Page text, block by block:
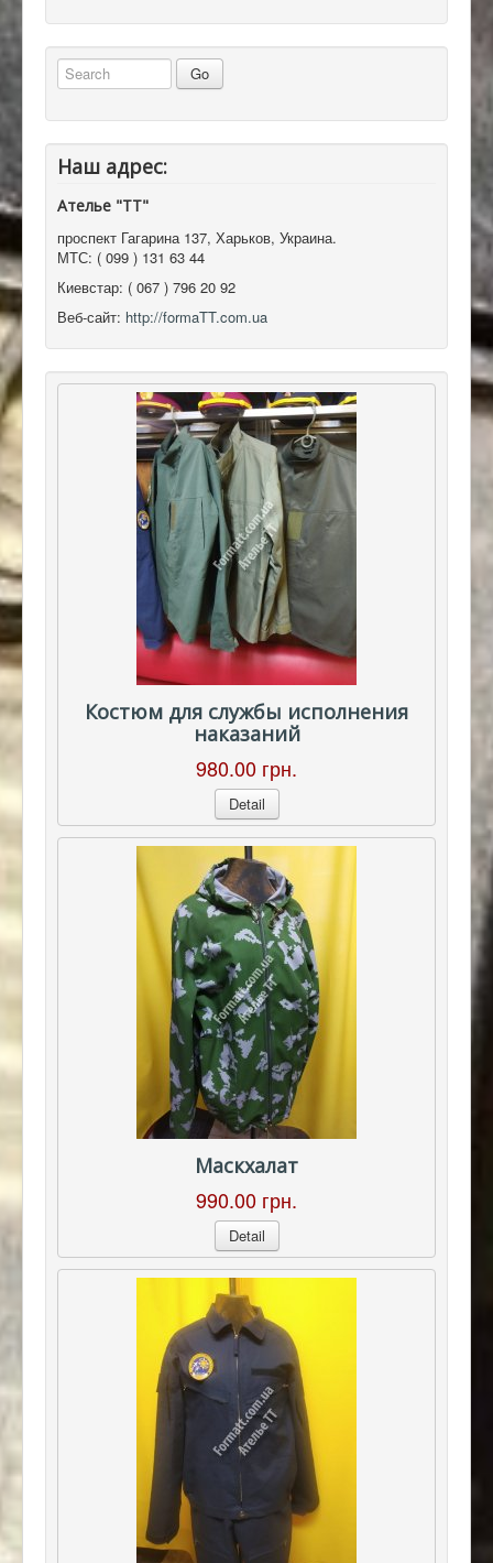
Наш адрес:
Ателье "ТТ"
проспект Гагарина 137, Харьков, Украина.
МТС: ( 099 ) 131 63 44
Киевстар: ( 067 ) 796 20 92
Веб-сайт: http://formaTT.com.ua
Костюм для службы исполнения
наказаний
980.00 грн.
Detail
Маскхалат
990.00 грн.
Detail